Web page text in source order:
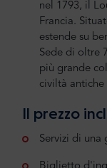
nel 1793, il
Francia.
estende su
Sede di oltre
più grande
civiltà antiche
Il prezzo
Servizi di una